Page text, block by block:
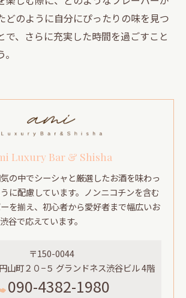
どのように自分にぴったりの味を見つ
で、さらに充実した時間を過ごすこと
Luxury Bar & Shisha
の中でシーシャと厳選したお酒を味わっ
に配慮しています。ノンニコチンを含む
を揃え、初心者から愛好者まで幅広いお
谷で応えています。
〒150-0044
山町２０−５ グランドネス渋谷ビル 4階
090-4382-1980